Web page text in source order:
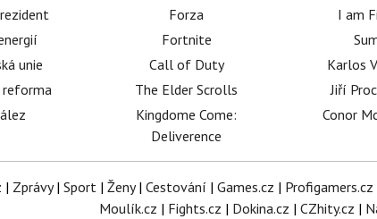
unie
reforma
Forza
Fortnite
Call of Duty
The Elder Scrolls
Kingdome Come:
Deliverence
I am
Karlos
Jiří
Conor
| Zprávy| Sport| Ženy| Cestování | Games.cz | Profigamers.cz
Moulík.cz | Fights.cz | Dokina.cz | CZhity.cz |